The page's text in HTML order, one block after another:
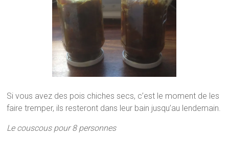
Si vous avez des pois chiches secs, c’est le moment de les
faire tremper, ils resteront dans leur bain jusqu’au lendemain.
Le couscous pour 8 personnes